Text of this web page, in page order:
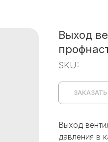
Выход
SKU:
ЗАКАЗАТЬ
Выход
давления в